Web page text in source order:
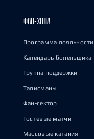
ФАН-ЗОНА
Программа лояльности
Календарь болельщика
Группа поддержки
Талисманы
Фан-сектор
Гостевые матчи
Массовые катания